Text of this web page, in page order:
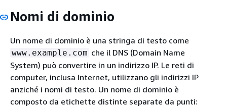
Nomi di dominio
Un nome di dominio è una stringa di testo come
www.example.com che il DNS (Domain Name
System) può convertire in un indirizzo IP. Le reti di
computer, inclusa Internet, utilizzano gli indirizzi IP
anziché i nomi di testo. Un nome di dominio è
composto da etichette distinte separate da punti: